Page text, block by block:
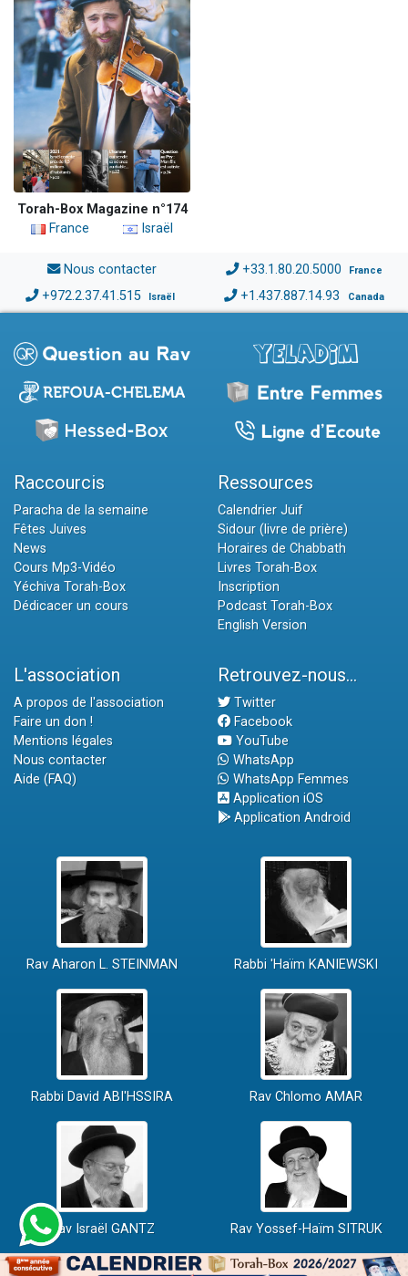
Torah-Box Magazine n°174
France
Israël
Nous contacter +33.1.80.20.5000 France
+972.2.37.41.515 Israël +1.437.887.14.93 Canada
Raccourcis
Paracha de la semaine
Fêtes Juives
News
Cours Mp3-Vidéo
Yéchiva Torah-Box
Dédicacer un cours
Ressources
Calendrier Juif
Sidour (livre de prière)
Horaires de Chabbath
Livres Torah-Box
Inscription
Podcast Torah-Box
English Version
L'association
A propos de l'association
Faire un don !
Mentions légales
Nous contacter
Aide (FAQ)
Retrouvez-nous...
Twitter
Facebook
YouTube
WhatsApp
WhatsApp Femmes
Application iOS
Application Android
Rav Aharon L. STEINMAN Rabbi 'Haïm KANIEWSKI
Rabbi David ABI'HSSIRA Rav Chlomo AMAR
Rav Israël GANTZ Rav Yossef-Haïm SITRUK